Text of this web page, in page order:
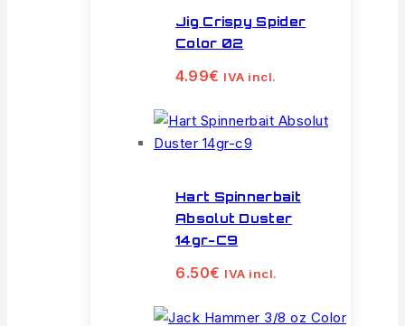
Jig Crispy Spider
Color 02
4.99€ IVA incl.
Hart Spinnerbait
Absolut Duster
14gr-C9
6.50€ IVA incl.